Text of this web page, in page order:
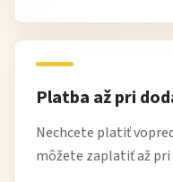
Platba až pri
Nechcete platiť
môžete zaplatiť až